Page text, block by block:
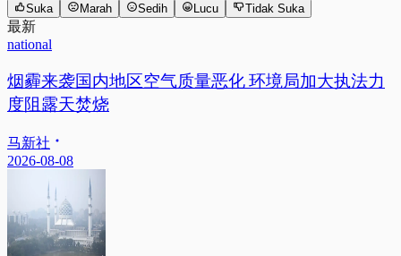
Suka Marah Sedih Lucu Tidak Suka
最新
national
烟霾来袭国内地区空气质量恶化 环境局加大执法力
度阻露天焚烧
马新社
2026-08-08